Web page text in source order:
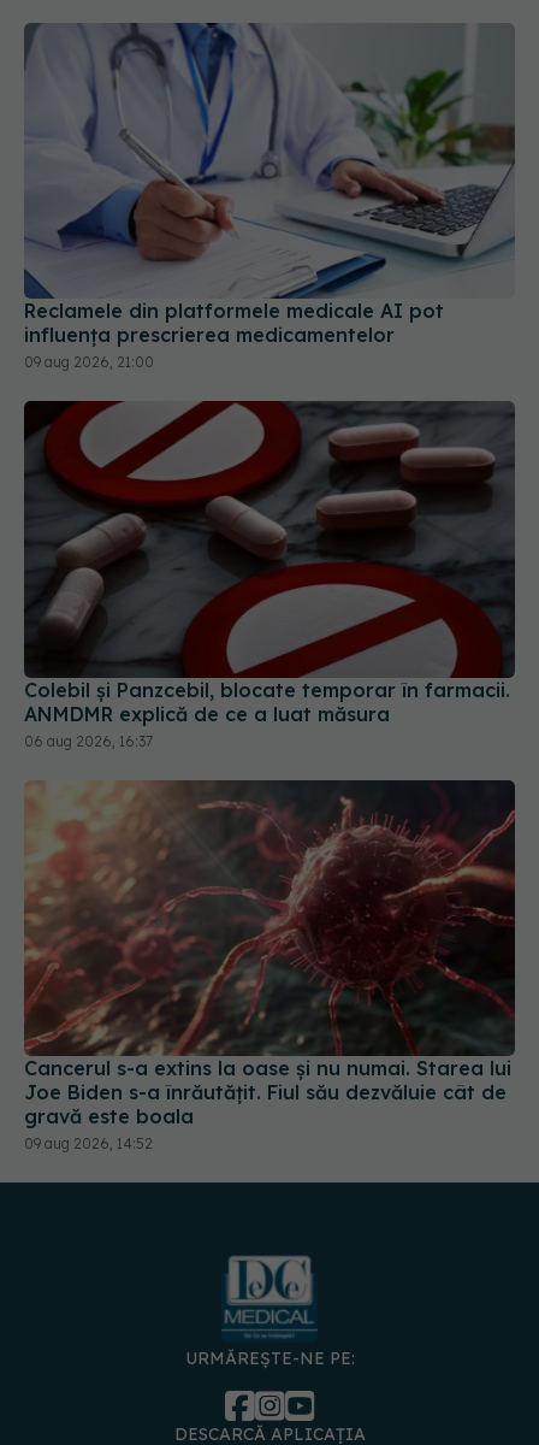
Reclamele din platformele medicale AI pot
influența prescrierea medicamentelor
09 aug 2026, 21:00
Colebil și Panzcebil, blocate temporar în farmacii.
ANMDMR explică de ce a luat măsura
06 aug 2026, 16:37
Cancerul s-a extins la oase și nu numai. Starea lui
Joe Biden s-a înrăutățit. Fiul său dezvăluie cât de
gravă este boala
09 aug 2026, 14:52
URMĂREȘTE-NE PE:
DESCARCĂ APLICAȚIA